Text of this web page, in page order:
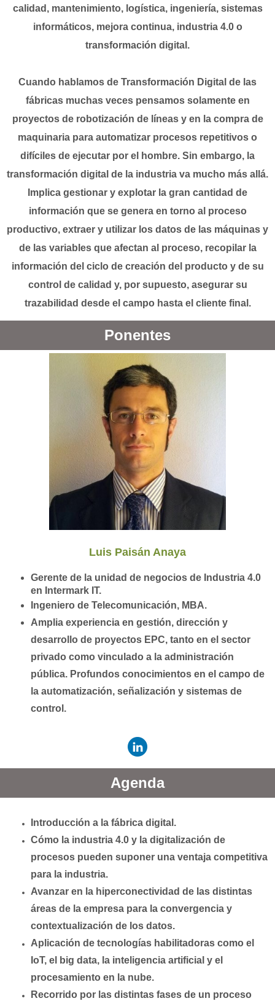
calidad, mantenimiento, logística, ingeniería, sistemas
informáticos, mejora continua, industria 4.0 o
transformación digital.
Cuando hablamos de Transformación Digital de las
fábricas muchas veces pensamos solamente en
proyectos de robotización de líneas y en la compra de
maquinaria para automatizar procesos repetitivos o
difíciles de ejecutar por el hombre. Sin embargo, la
transformación digital de la industria va mucho más allá.
Implica gestionar y explotar la gran cantidad de
información que se genera en torno al proceso
productivo, extraer y utilizar los datos de las máquinas y
de las variables que afectan al proceso, recopilar la
información del ciclo de creación del producto y de su
control de calidad y, por supuesto, asegurar su
trazabilidad desde el campo hasta el cliente final.
Ponentes
Luis Paisán Anaya
Gerente de la unidad de negocios de Industria 4.0
en Intermark IT.
Ingeniero de Telecomunicación, MBA.
Amplia experiencia en gestión, dirección y
desarrollo de proyectos EPC, tanto en el sector
privado como vinculado a la administración
pública. Profundos conocimientos en el campo de
la automatización, señalización y sistemas de
control.
Agenda
Introducción a la fábrica digital.
Cómo la industria 4.0 y la digitalización de
procesos pueden suponer una ventaja competitiva
para la industria.
Avanzar en la hiperconectividad de las distintas
áreas de la empresa para la convergencia y
contextualización de los datos.
Aplicación de tecnologías habilitadoras como el
IoT, el big data, la inteligencia artificial y el
procesamiento en la nube.
Recorrido por las distintas fases de un proceso